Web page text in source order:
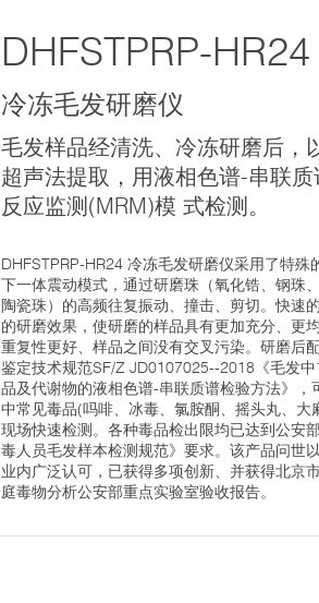
DHFSTPRP-HR24
冷冻毛发研磨仪
毛发样品经清洗、冷冻研磨后，
超声法提取，用液相色谱-串联质
反应监测(MRM)模 式检测。
DHFSTPRP-HR24 冷冻毛发研磨仪采用了特殊
下一体震动模式，通过研磨珠（氧化锆、钢珠、
陶瓷珠）的高频往复振动、撞击、剪切。快速
的研磨效果，使研磨的样品具有更加充分、更
重复性更好、样品之间没有交叉污染。研磨后
鉴定技术规范SF/Z JD0107025--2018《毛发
品及代谢物的液相色谱-串联质谱检验方法》，
中常见毒品(吗啡、冰毒、氯胺酮、摇头丸、大
现场快速检测。各种毒品检出限均已达到公安
毒人员毛发样本检测规范》要求。该产品问世
业内广泛认可，已获得多项创新、并获得北京
庭毒物分析公安部重点实验室验收报告。